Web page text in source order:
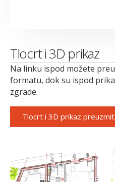
Tlocrt i 3D prikaz
Na linku ispod možete
formatu, dok su ispod
zgrade.
Tlocrt i 3D prikaz